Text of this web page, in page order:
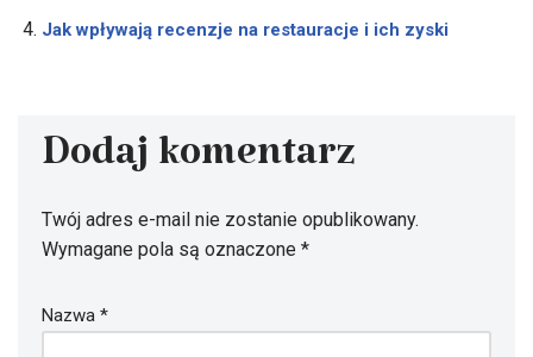
Jak wpływają recenzje na restauracje i ich zyski
Dodaj komentarz
Twój adres e-mail nie zostanie opublikowany.
Wymagane pola są oznaczone *
Nazwa *